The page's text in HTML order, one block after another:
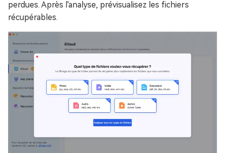
perdues. Après l'analyse, prévisualisez les fichiers
récupérables.